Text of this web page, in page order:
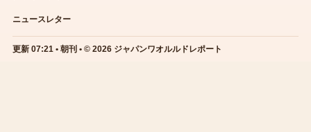
ニュースレター
更新 07:21 • 朝刊 • © 2026 ジャパンワオルルドレポート